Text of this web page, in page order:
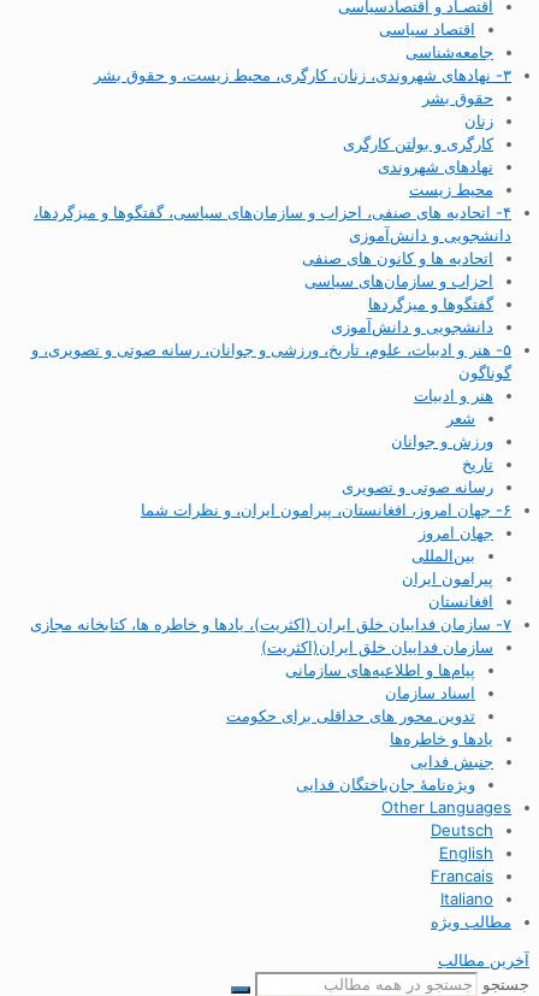
اقتصـاد و اقتصاد‌سیاسی
اقتصاد سیاسی
جامعه‌شناسی
۳- نهادهای شهروندی، زنان، کارگری، محیط زیست، و حقوق بشر
حقوق بشر
زنان
کارگری و بولتن کارگری
نهادهای شهروندی
محیط زیست
۴- اتحادیه های صنفی، احزاب و سازمان‌های سیاسی، گفتگوها و میزگردها،
دانشجویی و دانش‌آموزی
اتحادیه ها و کانون های صنفی
احزاب و سازمان‌های سیاسی
گفتگوها و میزگردها
دانشجویی و دانش‌آموزی
۵- هنر و ادبیات، علوم، تاریخ، ورزشی و جوانان، رسانه صوتی و تصویری، و
گوناگون
هنر و ادبیات
شعر
ورزش و جوانان
تاریخ
رسانه صوتی و تصویری
۶- جهان امروز، افغانستان، پیرامون ایران، و نظرات شما
جهان امروز
بین‌المللی
پیرامون ایران
افغانستان
۷- سازمان فداییان خلق ایران (اکثریت)، یادها و خاطره ها، کتابخانه مجازی
سازمان فداییان خلق ایران(اکثریت)
پیام‌ها و اطلاعیه‌های سازمانی
اسناد سازمان
تدوین محور های حداقلی برای حکومت
یادها و خاطره‌ها
جنبش فدایی
ویژه‌نامهٔ جان‌باختگان فدایی
Other Languages
Deutsch
English
Francais
Italiano
مطالب ویژه
آخرین مطالب
جستجو